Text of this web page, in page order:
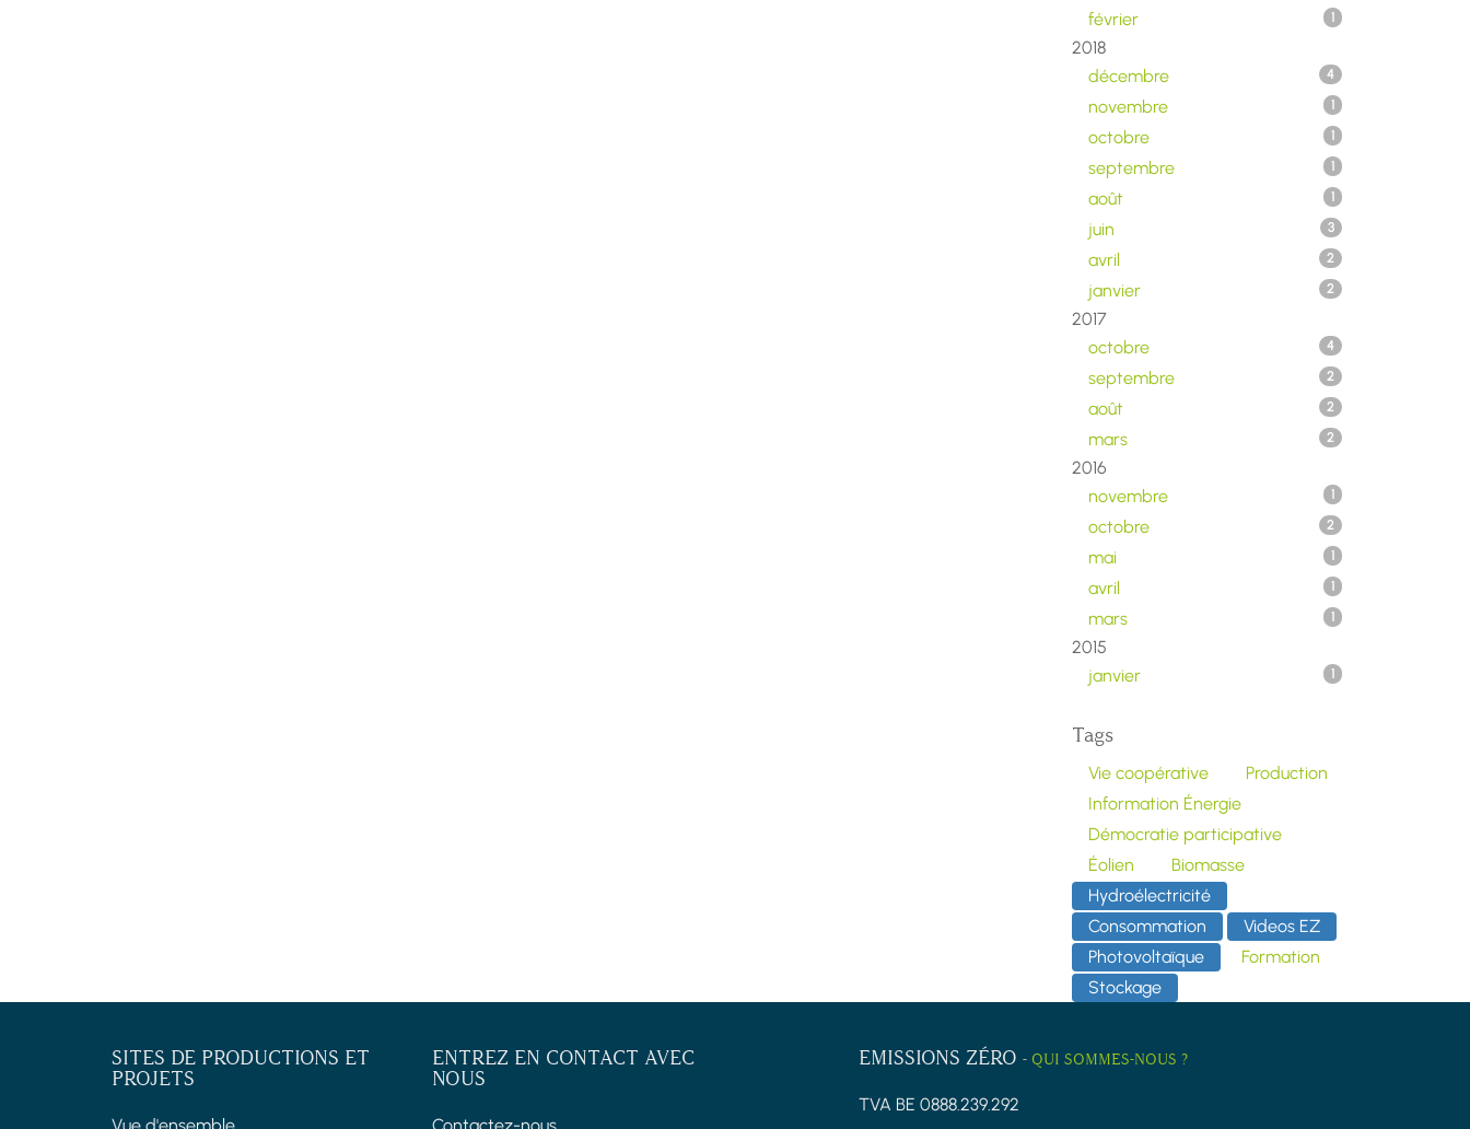
février 1
2018
décembre
4
novembre 1
octobre 1
septembre 1
août 1
juin 3
avril 2
janvier 2
2017
octobre
4
septembre 2
août 2
mars 2
2016
novembre
1
octobre 2
mai 1
avril 1
mars 1
2015
janvier
1
Tags
Vie coopérative
Production
Information Énergie
Démocratie participative
Éolien
Biomasse
Hydroélectricité
Consommation
Videos EZ
Photovoltaïque
Formation
Stockage
SITES DE PRODUCTIONS ET
PROJETS
ENTREZ EN CONTACT AVEC
NOUS
EMISSIONS ZÉRO - QUI SOMMES-NOUS ?
TVA BE 0888.239.292